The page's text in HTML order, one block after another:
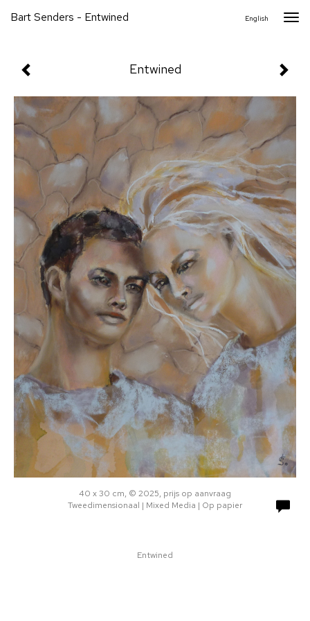
Bart Senders - Entwined English
Entwined
40 x 30 cm, © 2025, prijs op aanvraag
Tweedimensionaal | Mixed Media | Op papier
Entwined